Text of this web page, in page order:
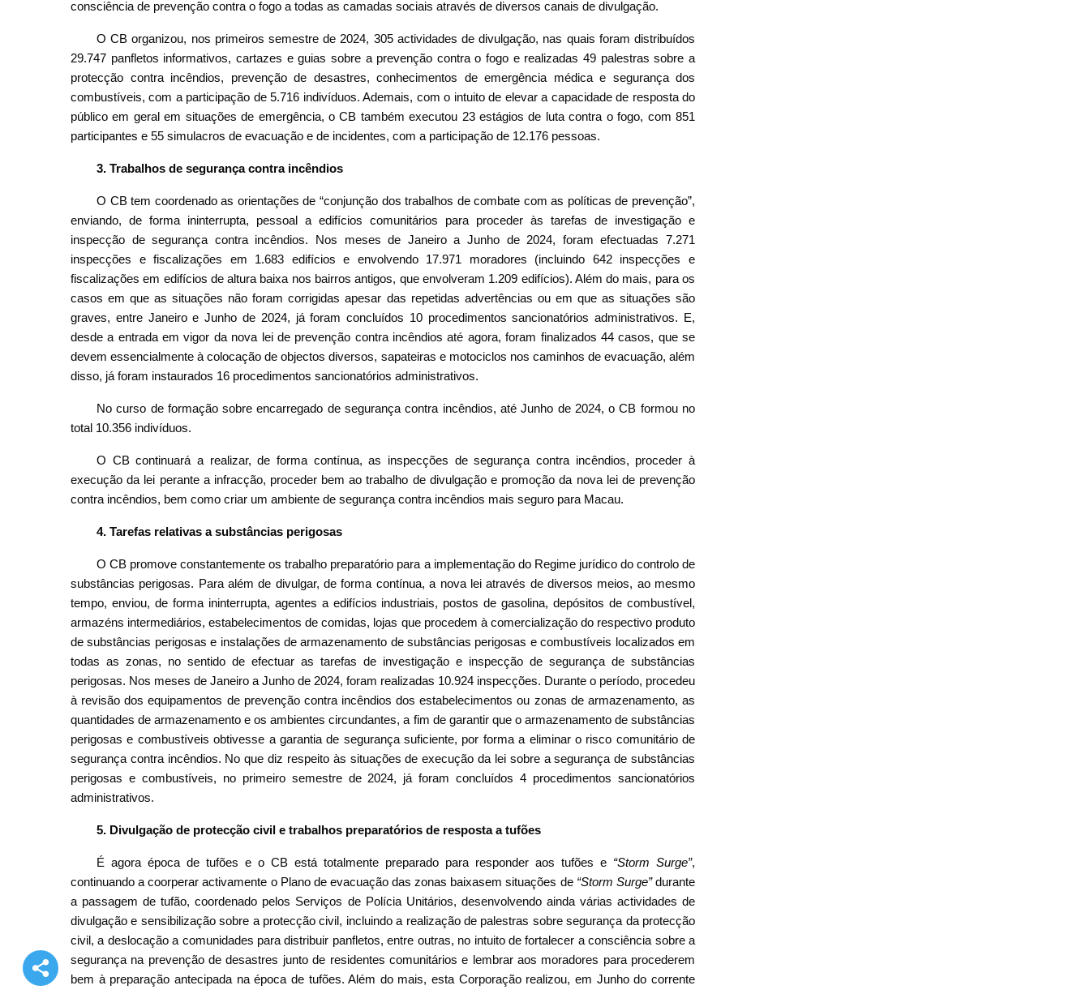
consciência de prevenção contra o fogo a todas as camadas sociais através de diversos canais de divulgação.
O CB organizou, nos primeiros semestre de 2024, 305 actividades de divulgação, nas quais foram distribuídos
29.747 panfletos informativos, cartazes e guias sobre a prevenção contra o fogo e realizadas 49 palestras sobre a
protecção contra incêndios, prevenção de desastres, conhecimentos de emergência médica e segurança dos
combustíveis, com a participação de 5.716 indivíduos. Ademais, com o intuito de elevar a capacidade de resposta do
público em geral em situações de emergência, o CB também executou 23 estágios de luta contra o fogo, com 851
participantes e 55 simulacros de evacuação e de incidentes, com a participação de 12.176 pessoas.
3. Trabalhos de segurança contra incêndios
O CB tem coordenado as orientações de “conjunção dos trabalhos de combate com as políticas de prevenção”,
enviando, de forma ininterrupta, pessoal a edifícios comunitários para proceder às tarefas de investigação e
inspecção de segurança contra incêndios. Nos meses de Janeiro a Junho de 2024, foram efectuadas 7.271
inspecções e fiscalizações em 1.683 edifícios e envolvendo 17.971 moradores (incluindo 642 inspecções e
fiscalizações em edifícios de altura baixa nos bairros antigos, que envolveram 1.209 edifícios). Além do mais, para os
casos em que as situações não foram corrigidas apesar das repetidas advertências ou em que as situações são
graves, entre Janeiro e Junho de 2024, já foram concluídos 10 procedimentos sancionatórios administrativos. E,
desde a entrada em vigor da nova lei de prevenção contra incêndios até agora, foram finalizados 44 casos, que se
devem essencialmente à colocação de objectos diversos, sapateiras e motociclos nos caminhos de evacuação, além
disso, já foram instaurados 16 procedimentos sancionatórios administrativos.
No curso de formação sobre encarregado de segurança contra incêndios, até Junho de 2024, o CB formou no
total 10.356 indivíduos.
O CB continuará a realizar, de forma contínua, as inspecções de segurança contra incêndios, proceder à
execução da lei perante a infracção, proceder bem ao trabalho de divulgação e promoção da nova lei de prevenção
contra incêndios, bem como criar um ambiente de segurança contra incêndios mais seguro para Macau.
4. Tarefas relativas a substâncias perigosas
O CB promove constantemente os trabalho preparatório para a implementação do Regime jurídico do controlo de
substâncias perigosas. Para além de divulgar, de forma contínua, a nova lei através de diversos meios, ao mesmo
tempo, enviou, de forma ininterrupta, agentes a edifícios industriais, postos de gasolina, depósitos de combustível,
armazéns intermediários, estabelecimentos de comidas, lojas que procedem à comercialização do respectivo produto
de substâncias perigosas e instalações de armazenamento de substâncias perigosas e combustíveis localizados em
todas as zonas, no sentido de efectuar as tarefas de investigação e inspecção de segurança de substâncias
perigosas. Nos meses de Janeiro a Junho de 2024, foram realizadas 10.924 inspecções. Durante o período, procedeu
à revisão dos equipamentos de prevenção contra incêndios dos estabelecimentos ou zonas de armazenamento, as
quantidades de armazenamento e os ambientes circundantes, a fim de garantir que o armazenamento de substâncias
perigosas e combustíveis obtivesse a garantia de segurança suficiente, por forma a eliminar o risco comunitário de
segurança contra incêndios. No que diz respeito às situações de execução da lei sobre a segurança de substâncias
perigosas e combustíveis, no primeiro semestre de 2024, já foram concluídos 4 procedimentos sancionatórios
administrativos.
5. Divulgação de protecção civil e trabalhos preparatórios de resposta a tufões
É agora época de tufões e o CB está totalmente preparado para responder aos tufões e “Storm Surge”,
continuando a coorperar activamente o Plano de evacuação das zonas baixasem situações de “Storm Surge”durante
a passagem de tufão, coordenado pelos Serviços de Polícia Unitários, desenvolvendo ainda várias actividades de
divulgação e sensibilização sobre a protecção civil, incluindo a realização de palestras sobre segurança da protecção
civil, a deslocação a comunidades para distribuir panfletos, entre outras, no intuito de fortalecer a consciência sobre a
segurança na prevenção de desastres junto de residentes comunitários e lembrar aos moradores para procederem
bem à preparação antecipada na época de tufões. Além do mais, esta Corporação realizou, em Junho do corrente